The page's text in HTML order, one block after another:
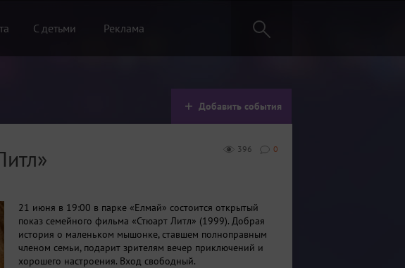
С детьми Реклама
Добавить события
0
396
21 июня в 19:00 в парке «Елмай» состоится открытый
показ семейного фильма «Стюарт Литл» (1999). Добрая
история о маленьком мышонке, ставшем полноправным
членом семьи, подарит зрителям вечер приключений и
хорошего настроения. Вход свободный.